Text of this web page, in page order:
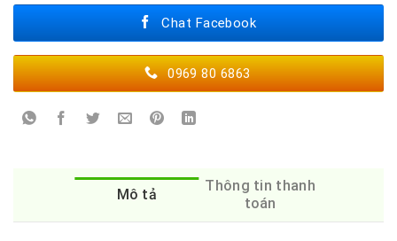
Chat Facebook
0969 80 6863
Mô tả
Thông tin thanh
toán